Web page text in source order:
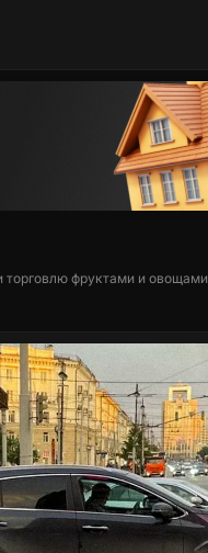
торговлю фруктами и овощами